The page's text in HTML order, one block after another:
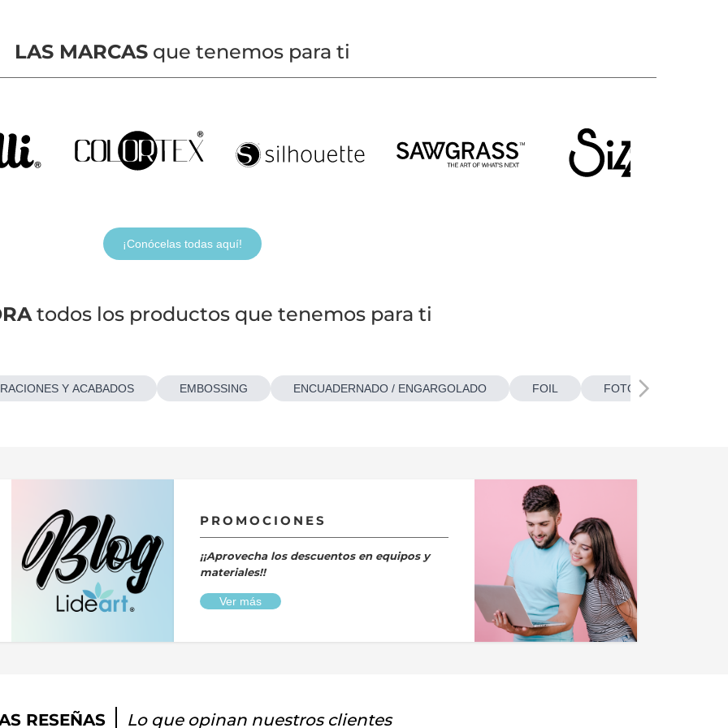
LAS MARCASque tenemos para ti
¡Conócelas todas aquí!
todos los productos que tenemos para ti
Y ACABADOS EMBOSSING ENCUADERNADO / ENGARGOLADO FOIL FOTOBOTONES
PROMOCIONES
¡¡Aprovecha los descuentos en equipos y
materiales!!
Ver más
RESEÑAS Lo que opinan nuestros clientes